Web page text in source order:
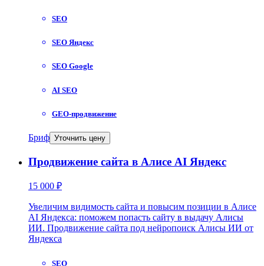
SEO
SEO Яндекс
SEO Google
AI SEO
GEO-продвижение
Бриф Уточнить цену
Продвижение сайта в Алисе AI Яндекс
15 000 ₽
Увеличим видимость сайта и повысим позиции в Алисе
AI Яндекса: поможем попасть сайту в выдачу Алисы
ИИ. Продвижение сайта под нейропоиск Алисы ИИ от
Яндекса
SEO